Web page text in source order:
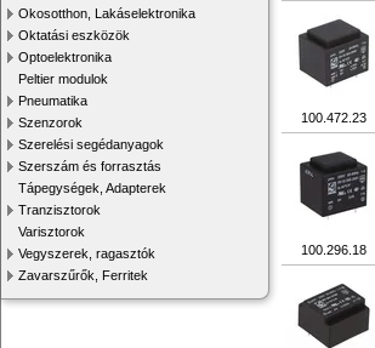
Okosotthon, Lakáselektronika
Oktatási eszközök
Optoelektronika
Peltier modulok
Pneumatika
Szenzorok
Szerelési segédanyagok
Szerszám és forrasztás
Tápegységek, Adapterek
Tranzisztorok
Varisztorok
Vegyszerek, ragasztók
Zavarszűrők, Ferritek
100.472.23
100.296.18